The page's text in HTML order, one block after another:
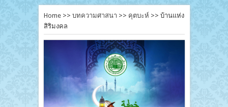
Home>> บทความศาสนา >> คุตบะห์ >> บ้านแห่ง
สิริมงคล